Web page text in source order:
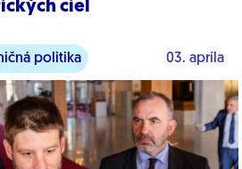
ciel
politika 03. apríla